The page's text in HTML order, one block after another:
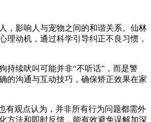
，影响人与宠物之间的和谐关系。仙林
动机，通过科学引导纠正不良习惯，
持续吠叫可能并非“不听话”，而是警
的沟通与互动技巧，确保矫正效果在家
有观点认为，并非所有行为问题都需外
方法和即时反馈，能有效避免误解加深